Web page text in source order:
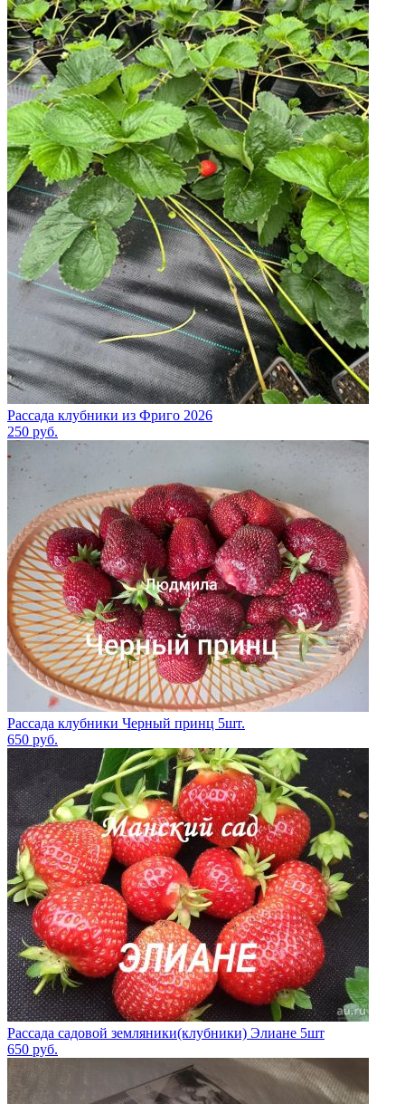
Рассада клубники из Фриго 2026
250 руб.
Рассада клубники Черный принц 5шт.
650 руб.
Рассада садовой земляники(клубники) Элиане 5шт
650 руб.